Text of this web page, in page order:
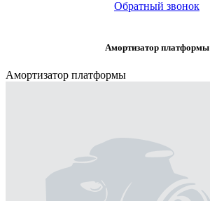
Обратный звонок
Амортизатор платформы
Амортизатор платформы